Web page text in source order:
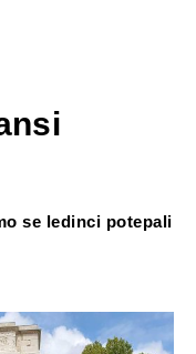
se ledinci potepali